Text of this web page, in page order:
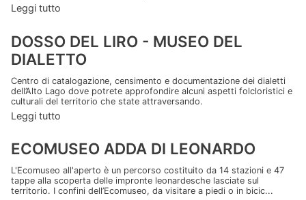
Leggi tutto
DOSSO DEL LIRO - MUSEO DEL
DIALETTO
Centro di catalogazione, censimento e documentazione dei dialetti
dell’Alto Lago dove potrete approfondire alcuni aspetti folcloristici e
culturali del territorio che state attraversando.
Leggi tutto
ECOMUSEO ADDA DI LEONARDO
L'Ecomuseo all'aperto è un percorso costituito da 14 stazioni e 47
tappe alla scoperta delle impronte leonardesche lasciate sul
territorio. I confini dell’Ecomuseo, da visitare a piedi o in bicic...